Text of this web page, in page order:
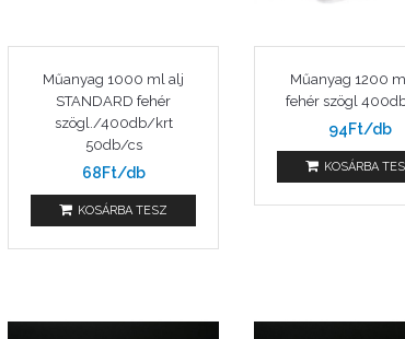
Műanyag 1000 ml alj
STANDARD fehér
szögl./400db/krt
50db/cs
68Ft/db
KOSÁRBA TESZ
Műanyag 1200
fehér szögl
94Ft/db
KOSÁRBA